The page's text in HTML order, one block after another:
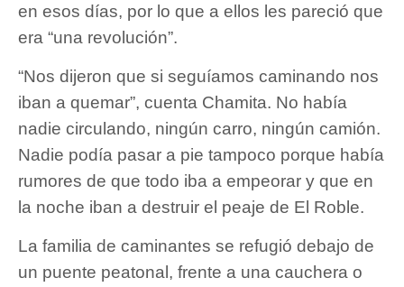
en esos días, por lo que a ellos les pareció que
era “una revolución”.
“Nos dijeron que si seguíamos caminando nos
iban a quemar”, cuenta Chamita. No había
nadie circulando, ningún carro, ningún camión.
Nadie podía pasar a pie tampoco porque había
rumores de que todo iba a empeorar y que en
la noche iban a destruir el peaje de El Roble.
La familia de caminantes se refugió debajo de
un puente peatonal, frente a una cauchera o